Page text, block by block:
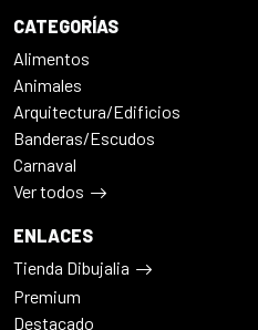
CATEGORÍAS
Alimentos
Animales
Arquitectura/Edificios
Banderas/Escudos
Carnaval
Ver todos
ENLACES
Tienda Dibujalia
Premium
Destacado